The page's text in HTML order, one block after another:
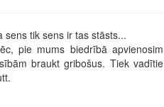
tik sens ir tas stāsts...
pie mums biedrībā apvienosim
braukt gribošus. Tiek vadītie